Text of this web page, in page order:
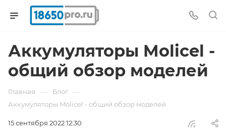
Аккумуляторы Molicel -
общий обзор моделей
Главная — Блог —
Аккумуляторы Molicel - общий обзор моделей
15 сентября 2022 12:30